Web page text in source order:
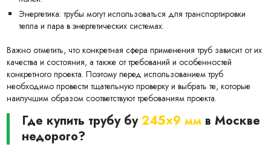
Энергетика: трубы могут использоваться для транспортировки
тепла и пара в энергетических системах.
Важно отметить, что конкретная сфера применения труб зависит от их
качества и состояния, а также от требований и особенностей
конкретного проекта. Поэтому перед использованием труб
необходимо провести тщательную проверку и выбрать те, которые
наилучшим образом соответствуют требованиям проекта.
Где купить трубу бу245×9 мм в Москве
недорого?